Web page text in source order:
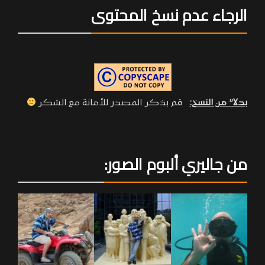
الرجاء عدم نسخ المحتوى
بدلا” من النسخ: قم بذكر المصدر للأمانة مع الشكر
من جاليري ألبوم الصور: